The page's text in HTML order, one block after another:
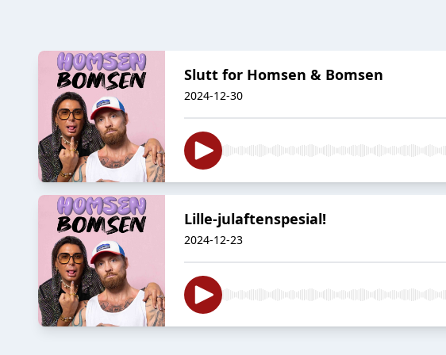
Slutt for Homsen & Bomsen
2024-12-30
Lille-julaftenspesial!
2024-12-23